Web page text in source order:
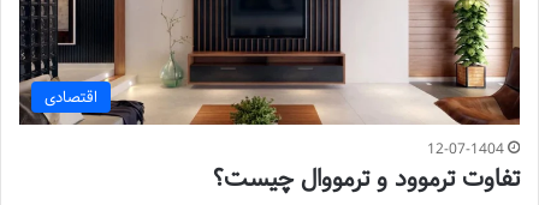
اقتصادی
12-07-1404
تفاوت ترموود و ترمووال چیست؟